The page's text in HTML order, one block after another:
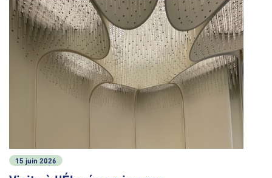
15 juin 2026